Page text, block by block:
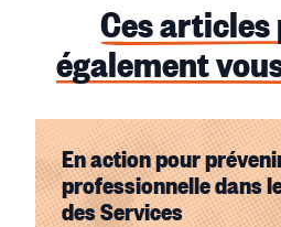
Ces articles
également
En action pour
professionnelle dans
des Services